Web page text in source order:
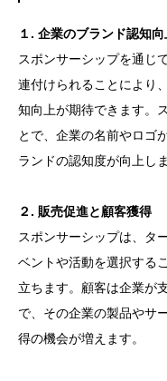
１. 企業のブランド認知向
スポンサーシップを通じ
連付けられることにより
知向上が期待できます。
とで、企業の名前やロゴ
ランドの認知度が向上しま
２. 販売促進と顧客獲得
スポンサーシップは、タ
ベントや活動を選択する
立ちます。顧客は企業が
で、その企業の製品やサ
得の機会が増えます。